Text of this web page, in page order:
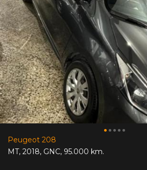
Peugeot 208
MT, 2018, GNC, 95.000 km.